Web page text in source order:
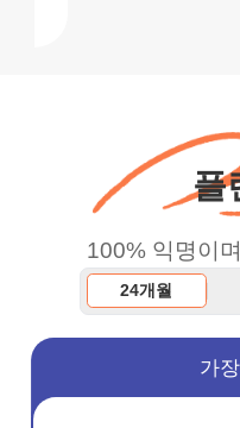
플
100% 익명이
24개월
가